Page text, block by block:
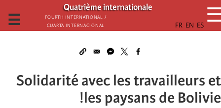
تجاوز
إلى
المحتوى
Quatrième internationale
Fourth International /
Cuarta Internacional
☰
Solidarité avec les travailleurs et
les paysans de Bolivie!